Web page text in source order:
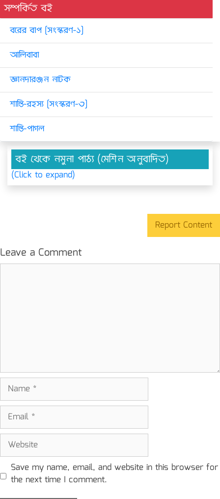
সম্পর্কিত বই
বরের বাপ [সংস্করণ-১]
আলিবাবা
জ্ঞানদারঞ্জন নাটক
শান্তি-রহস্য [সংস্করণ-৩]
শান্তি-পাগল
বই থেকে নমুনা পাঠ্য (মেশিন অনুবাদিত)
(Click to expand)
Report Content
Leave a Comment
Name
Email
Website
Save my name, email, and website in this browser for
the next time I comment.